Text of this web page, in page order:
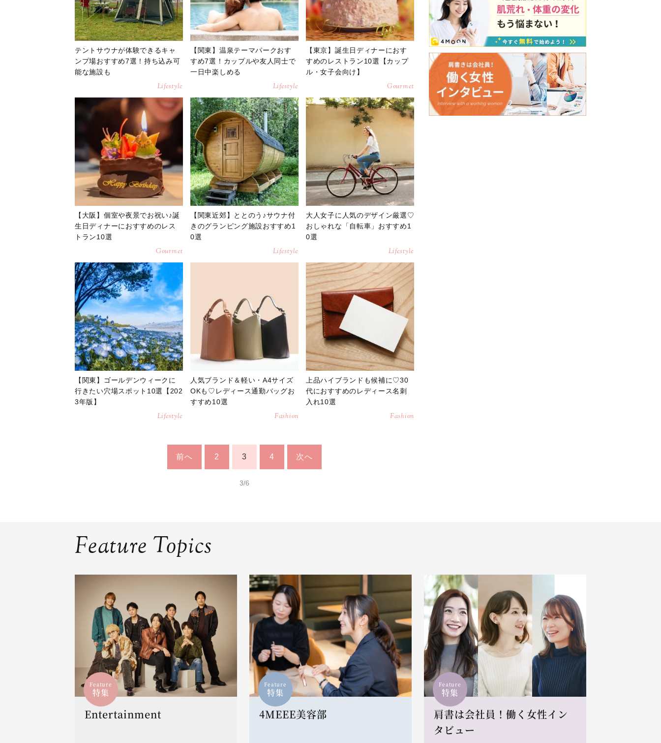
テントサウナが体験できるキャ
ンプ場おすすめ7選！持ち込み可
能な施設も
Lifestyle
【関東】温泉テーマパークおす
すめ7選！カップルや友人同士で
一日中楽しめる
Lifestyle
【東京】誕生日ディナーにおす
すめのレストラン10選【カップ
ル・女子会向け】
Gourmet
【大阪】個室や夜景でお祝い♪誕
生日ディナーにおすすめのレス
トラン10選
Gourmet
【関東近郊】ととのう♪サウナ付
きのグランピング施設おすすめ1
0選
Lifestyle
大人女子に人気のデザイン厳選♡
おしゃれな「自転車」おすすめ1
0選
Lifestyle
【関東】ゴールデンウィークに
行きたい穴場スポット10選【202
3年版】
Lifestyle
人気ブランド＆軽い・A4サイズ
OKも♡レディース通勤バッグお
すすめ10選
Fashion
上品ハイブランドも候補に♡30
代におすすめのレディース名刺
入れ10選
Fashion
前へ 2 3 4 次へ
3/6
Feature Topics
Feature
特集
Entertainment
Feature
特集
4MEEE美容部
Feature
特集
肩書は会社員！働く女性イン
タビュー